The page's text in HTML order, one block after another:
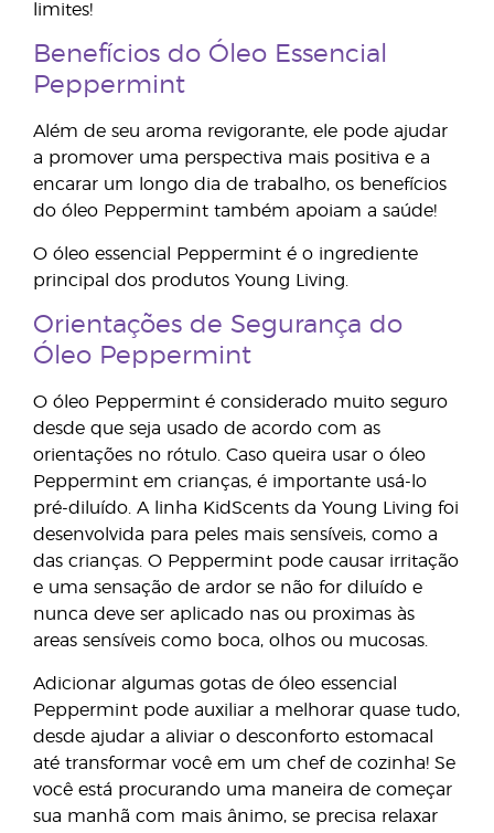
limites!
Benefícios do Óleo Essencial
Peppermint
Além de seu aroma revigorante, ele pode ajudar
a promover uma perspectiva mais positiva e a
encarar um longo dia de trabalho, os benefícios
do óleo Peppermint também apoiam a saúde!
O óleo essencial Peppermint é o ingrediente
principal dos produtos Young Living.
Orientações de Segurança do
Óleo Peppermint
O óleo Peppermint é considerado muito seguro
desde que seja usado de acordo com as
orientações no rótulo. Caso queira usar o óleo
Peppermint em crianças, é importante usá-lo
pré-diluído. A linha KidScents da Young Living foi
desenvolvida para peles mais sensíveis, como a
das crianças. O Peppermint pode causar irritação
e uma sensação de ardor se não for diluído e
nunca deve ser aplicado nas ou proximas às
areas sensíveis como boca, olhos ou mucosas.
Adicionar algumas gotas de óleo essencial
Peppermint pode auxiliar a melhorar quase tudo,
desde ajudar a aliviar o desconforto estomacal
até transformar você em um chef de cozinha! Se
você está procurando uma maneira de começar
sua manhã com mais ânimo, se precisa relaxar